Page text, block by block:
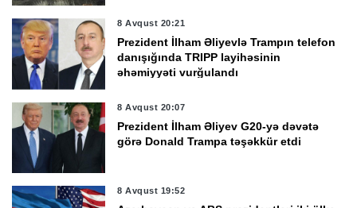
8 Avqust 20:21
Prezident İlham Əliyevlə Trampın telefon
danışığında TRIPP layihəsinin
əhəmiyyəti vurğulandı
8 Avqust 20:07
Prezident İlham Əliyev G20-yə dəvətə
görə Donald Trampa təşəkkür etdi
8 Avqust 19:52